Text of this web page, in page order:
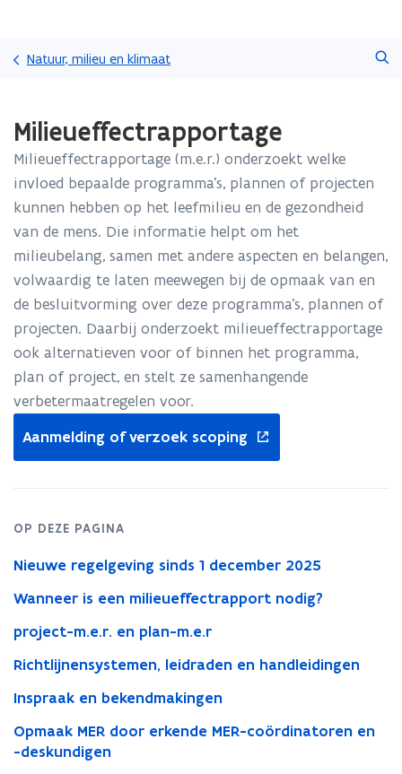
gaan
Natuur, milieu en klimaat
met
laden.
bevindt
zich
op:
Milieueffectrapportage
Milieueffectrapportage
Milieueffectrapportage (m.e.r.) onderzoekt welke
invloed bepaalde programma’s, plannen of projecten
kunnen hebben op het leefmilieu en de gezondheid
van de mens. Die informatie helpt om het
milieubelang, samen met andere aspecten en belangen,
volwaardig te laten meewegen bij de opmaak van en
de besluitvorming over deze programma’s, plannen of
projecten. Daarbij onderzoekt milieueffectrapportage
ook alternatieven voor of binnen het programma,
plan of project, en stelt ze samenhangende
verbetermaatregelen voor.
Aanmelding of verzoek scoping
nieuw
OP DEZE PAGINA
Nieuwe regelgeving sinds 1 december 2025
Wanneer is een milieueffectrapport nodig?
project-m.e.r. en plan-m.e.r
Richtlijnensystemen, leidraden en handleidingen
Inspraak en bekendmakingen
Opmaak MER door erkende MER-coördinatoren en
-deskundigen